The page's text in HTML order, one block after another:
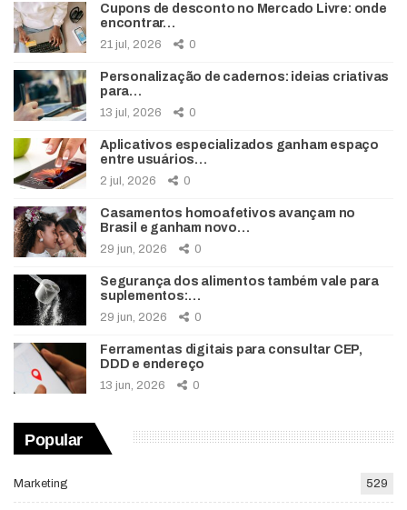
Cupons de desconto no Mercado Livre: onde
encontrar…
21 jul, 2026 0
Personalização de cadernos: ideias criativas
para…
13 jul, 2026 0
Aplicativos especializados ganham espaço
entre usuários…
2 jul, 2026 0
Casamentos homoafetivos avançam no
Brasil e ganham novo…
29 jun, 2026 0
Segurança dos alimentos também vale para
suplementos:…
29 jun, 2026 0
Ferramentas digitais para consultar CEP,
DDD e endereço
13 jun, 2026 0
Popular
Marketing 529